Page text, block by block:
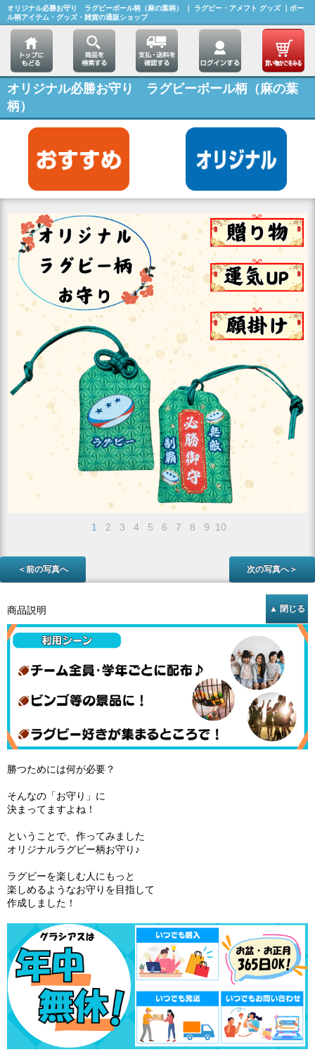
オリジナル必勝お守り ラグビーボール柄（麻の葉柄） ｜ ラグビー・アメフト グッズ ｜ボー
ル柄アイテム・グッズ・雑貨の通販ショップ
オリジナル必勝お守り ラグビーボール柄（麻の葉
柄）
1 2 3 4 5 6 7 8 9 10
＜前の写真へ 次の写真へ＞
商品説明
勝つためには何が必要？
そんなの「お守り」に
決まってますよね！
ということで、作ってみました
オリジナルラグビー柄お守り♪
ラグビーを楽しむ人にもっと
楽しめるようなお守りを目指して
作成しました！